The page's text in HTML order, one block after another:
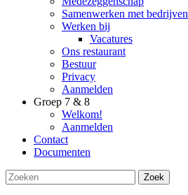
Samenwerken met bedrijven
Werken bij
Vacatures
Ons restaurant
Bestuur
Privacy
Aanmelden
Groep 7 & 8
Welkom!
Aanmelden
Contact
Documenten
Zoek